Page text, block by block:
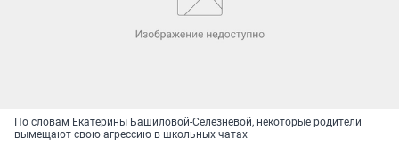
По словам Екатерины Башиловой-Селезневой, некоторые родители
вымещают свою агрессию в школьных чатах